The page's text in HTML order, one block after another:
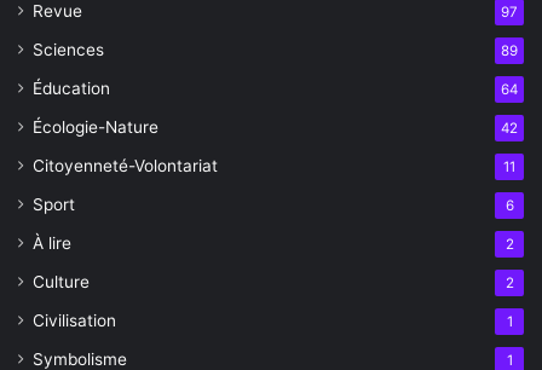
Revue 97
Sciences 89
Éducation 64
Écologie-Nature 42
Citoyenneté-Volontariat 11
Sport 6
À lire 2
Culture 2
Civilisation 1
Symbolisme 1